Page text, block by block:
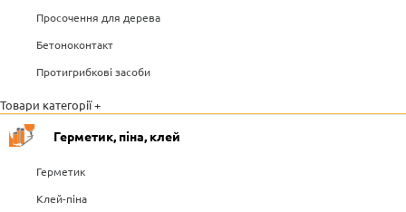
Просочення для дерева
Бетоноконтакт
Протигрибкові засоби
Товари категорії +
Герметик, піна, клей
Герметик
Клей-піна